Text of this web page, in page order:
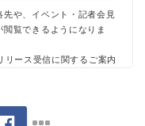
や、イベント・記者会見
覧できるようになりま
リース受信に関するご案内